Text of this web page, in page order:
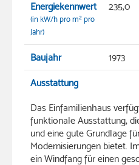
Energiekennwert
(in kW/h pro m² pro
Jahr)
235,0
Baujahr 1973
Ausstattung
Das Einfamilienhaus
funktionale Ausstattung,
und eine gute Grundlage
Modernisierungen bietet.
ein Windfang für einen